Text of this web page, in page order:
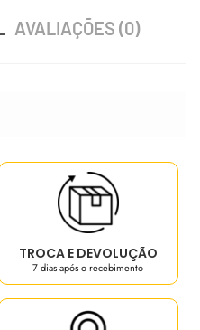
AVALIAÇÕES (0)
TROCA E DEVOLUÇÃO
7 dias após o recebimento